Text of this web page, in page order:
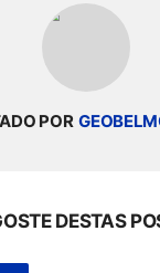
POR
DESTAS